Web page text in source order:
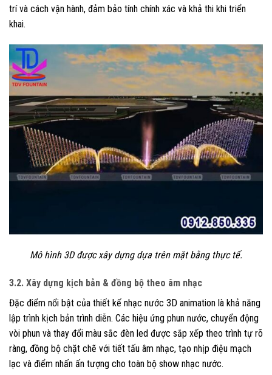
trí và cách vận hành, đảm bảo tính chính xác và khả thi khi triển
khai.
Mô hình 3D được xây dựng dựa trên mặt bằng thực tế.
3.2. Xây dựng kịch bản & đồng bộ theo âm nhạc
Đặc điểm nổi bật của thiết kế nhạc nước 3D animation là khả năng
lập trình kịch bản trình diễn. Các hiệu ứng phun nước, chuyển động
vòi phun và thay đổi màu sắc đèn led được sắp xếp theo trình tự rõ
ràng, đồng bộ chặt chẽ với tiết tấu âm nhạc, tạo nhịp điệu mạch
lạc và điểm nhấn ấn tượng cho toàn bộ show nhạc nước.